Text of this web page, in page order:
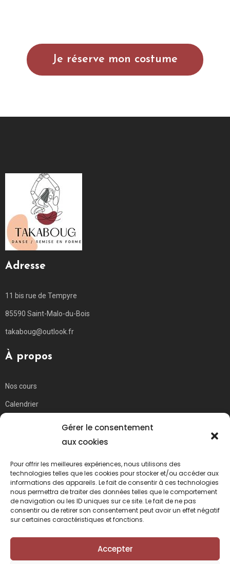
Gérer le consentement
aux cookies
Pour offrir les meilleures expériences, nous utilisons des
technologies telles que les cookies pour stocker et/ou accéder aux
informations des appareils. Le fait de consentir à ces technologies
nous permettra de traiter des données telles que le comportement
de navigation ou les ID uniques sur ce site. Le fait de ne pas
consentir ou de retirer son consentement peut avoir un effet négatif
sur certaines caractéristiques et fonctions.
Accepter
Je réserve mon costume
Adresse
11 bis rue de Tempyre
85590 Saint-Malo-du-Bois
takaboug@outlook.fr
À propos
Nos cours
Calendrier
location de costumes
Contact